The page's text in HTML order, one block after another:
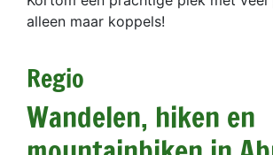
alleen maar koppels!
Regio
Wandelen, hiken en